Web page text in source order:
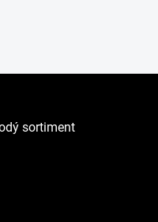
sortiment